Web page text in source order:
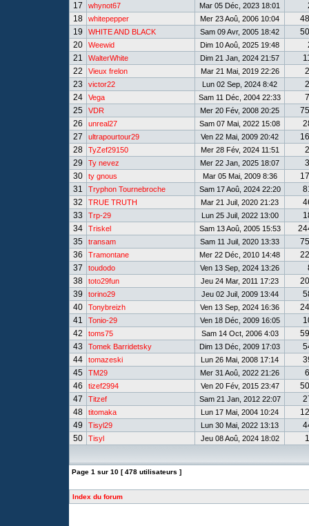
17
whynot67 Mar 05 Déc, 2023 18:01
18
whitepepper Mer 23 Aoû, 2006 10:04
19
WHITE AND BLACK Sam 09 Avr, 2005 18:42
20
Weewid Dim 10 Aoû, 2025 19:48
21
WalterWhite Dim 21 Jan, 2024 21:57
22
Vieux frelon Mar 21 Mai, 2019 22:26
23
victor22 Lun 02 Sep, 2024 8:42
24
Vega Sam 11 Déc, 2004 22:33
25
VDR Mer 20 Fév, 2008 20:25
26
unreal27 Sam 07 Mai, 2022 15:08
27
ultrapourtour29 Ven 22 Mai, 2009 20:42
28
TyZef29150 Mer 28 Fév, 2024 11:51
29
Ty nevez Mer 22 Jan, 2025 18:07
30
ty gnous Mar 05 Mai, 2009 8:36
31
Tryphon Tournebroche Sam 17 Aoû, 2024 22:20
32
TRUE TRUTH Mar 21 Juil, 2020 21:23
33
Trp-29 Lun 25 Juil, 2022 13:00
34
Triskel Sam 13 Aoû, 2005 15:53
35
transam Sam 11 Juil, 2020 13:33
36
Tramontane Mer 22 Déc, 2010 14:48
37
toudodo Ven 13 Sep, 2024 13:26
38
toto29fun Jeu 24 Mar, 2011 17:23
39
torino29 Jeu 02 Juil, 2009 13:44
40
Tonybreizh Ven 13 Sep, 2024 16:36
41
Tonio-29 Ven 18 Déc, 2009 16:05
42
toms75 Sam 14 Oct, 2006 4:03
43
Tomek Barridetsky Dim 13 Déc, 2009 17:03
44
tomazeski Lun 26 Mai, 2008 17:14
45
TM29 Mer 31 Aoû, 2022 21:26
46
tizef2994 Ven 20 Fév, 2015 23:47
47
Titzef Sam 21 Jan, 2012 22:07
48
titomaka Lun 17 Mai, 2004 10:24
49
Tisyl29 Lun 30 Mai, 2022 13:13
50
Tisyl Jeu 08 Aoû, 2024 18:02
Page 1 sur 10 [ 478 utilisateurs ]
Index du forum